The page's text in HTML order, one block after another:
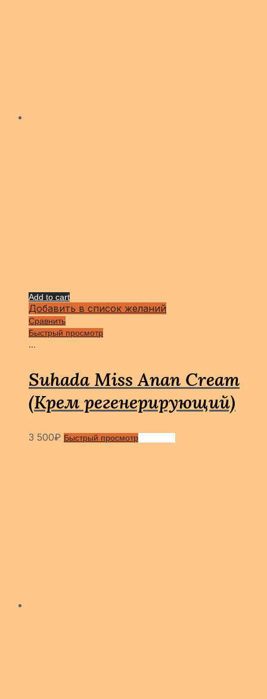
Add to cart
Добавить в список желаний
Сравнить
Быстрый просмотр
...
Suhada Miss Anan Cream
(Крем регенерирующий)
3 500₽ Быстрый просмотр